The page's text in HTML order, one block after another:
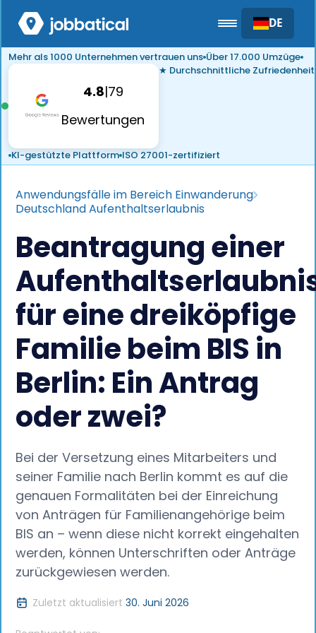
DE
Mehr als 1000 Unternehmen vertrauen uns Über 17.000 Umzüge
4.8|79
Bewertungen
★ Durchschnittliche Zufriedenheit
KI-gestützte Plattform ISO 27001-zertifiziert
Anwendungsfälle im Bereich Einwanderung
Deutschland Aufenthaltserlaubnis
Beantragung einer
für eine dreiköpfige
Familie beim BIS in
Berlin: Ein Antrag
oder zwei?
Bei der Versetzung eines Mitarbeiters und
seiner Familie nach Berlin kommt es auf die
genauen Formalitäten bei der Einreichung
von Anträgen für Familienangehörige beim
BIS an – wenn diese nicht korrekt eingehalten
werden, können Unterschriften oder Anträge
zurückgewiesen werden.
Zuletzt aktualisiert 30. Juni 2026